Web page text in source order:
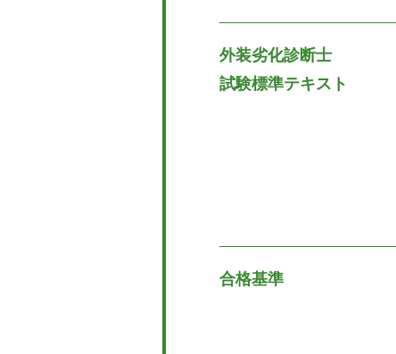
外装劣化診断士
試験標準テキスト
合格基準